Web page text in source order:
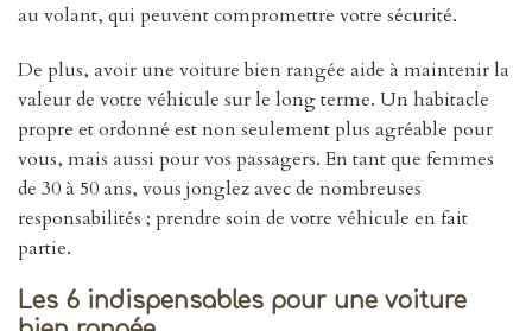
au volant, qui peuvent compromettre votre sécurité.
De plus, avoir une voiture bien rangée aide à maintenir la
valeur de votre véhicule sur le long terme. Un habitacle
propre et ordonné est non seulement plus agréable pour
vous, mais aussi pour vos passagers. En tant que femmes
de 30 à 50 ans, vous jonglez avec de nombreuses
responsabilités ; prendre soin de votre véhicule en fait
partie.
Les 6 indispensables pour une voiture